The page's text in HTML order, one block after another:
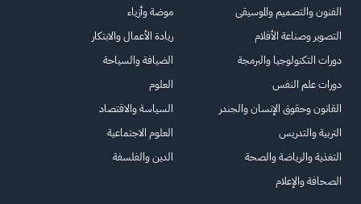
الفنون والتصميم والموسيقى
التصوير وصناعة الأفلام
دورات التكنولوجيا والبرمجة
دورات علم النفس
القانون وحقوق الإنسان والجندر
التربية والتدريس
التغذية والرياضة والصحة
الصحافة والإعلام
موضة وأزياء
ريادة الأعمال والابتكار
الضيافة والسياحة
العلوم
السياسة والاقتصاد
العلوم الاجتماعية
الدين والفلسفة